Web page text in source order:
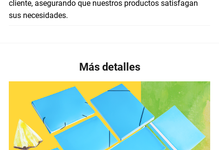
cliente, asegurando que nuestros productos satisfagan
sus necesidades.
Más detalles